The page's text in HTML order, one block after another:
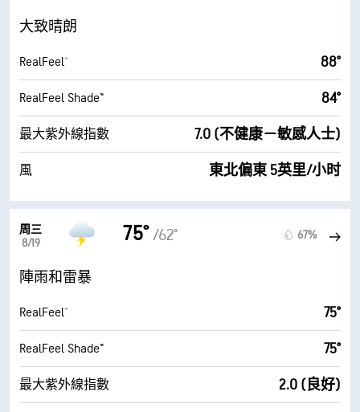
大致晴朗
RealFeel® 88°
RealFeel Shade™ 84°
最大紫外線指數 7.0 (不健康－敏感人士)
風 東北偏東 5英里/小时
周三
8/19
75° /62° 67%
陣雨和雷暴
RealFeel® 75°
RealFeel Shade™ 75°
最大紫外線指數 2.0 (良好)